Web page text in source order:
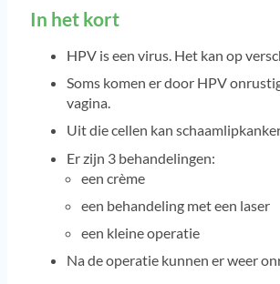
In het kort
HPV is een virus. Het kan op
Soms komen er door HPV
vagina.
Uit die cellen kan
Er zijn 3 behandelingen:
een crème
een behandeling met een laser
een kleine operatie
Na de operatie kunnen er weer